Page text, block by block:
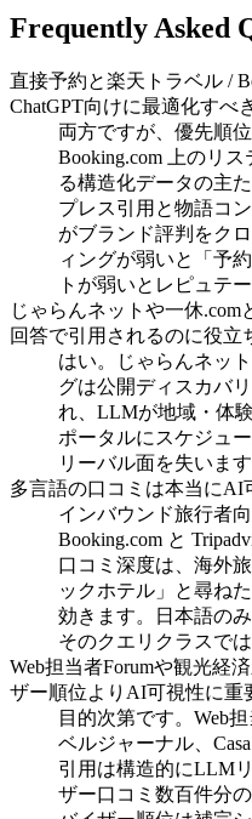
Frequently Asked
直接予約と楽天トラベル /
ChatGPT向けに最適化すべ
両方ですが、優先順
Booking.com 上のリ
る構造化データの主
プレス引用と物語コ
がブランド評判をク
ィングが弱いと「予
トが弱いとレピュテ
じゃらんネットや一休
回答で引用されるのに役立
はい。じゃらんネッ
グは公開ディスカバ
れ、LLMが地域・体
ポータルにスケジュ
リーバル面を失います
多言語の口コミは本当にAI
インバウンド旅行者
Booking.com と
口コミ深度は、海外
ックホテル」と尋ね
効きます。日本語の
そのクエリクラスで
Web担当者Forumや観光経
ザー順位よりAI可視性に重
目的次第です。Web
ベルジャーナル、Casa
引用は構造的にLLM
ザー口コミ数百件分